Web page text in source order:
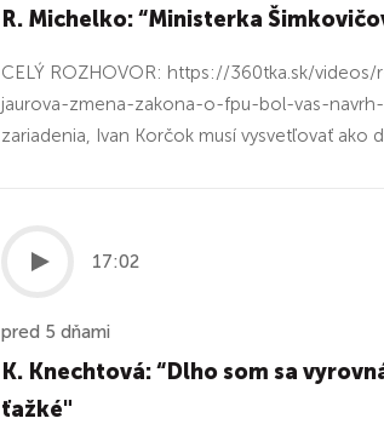
R. Michelko: “Ministerka
CELÝ ROZHOVOR: https://360tka.sk/
jaurova-zmena-zakona-o-fpu-bol-vas-
zariadenia, Ivan Korčok musí vysvetľovať ako
17:02
pred 5 dňami
K. Knechtová: “Dlho som sa
ťažké"